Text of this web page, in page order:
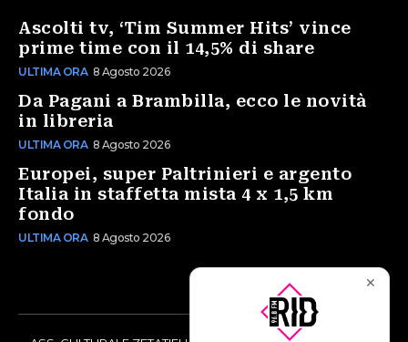
Ascolti tv, ‘Tim Summer Hits’ vince
prime time con il 14,5% di share
ULTIMA ORA 8 Agosto 2026
Da Pagani a Brambilla, ecco le novità
in libreria
ULTIMA ORA 8 Agosto 2026
Europei, super Paltrinieri e argento
Italia in staffetta mista 4 x 1,5 km
fondo
ULTIMA ORA 8 Agosto 2026
✕